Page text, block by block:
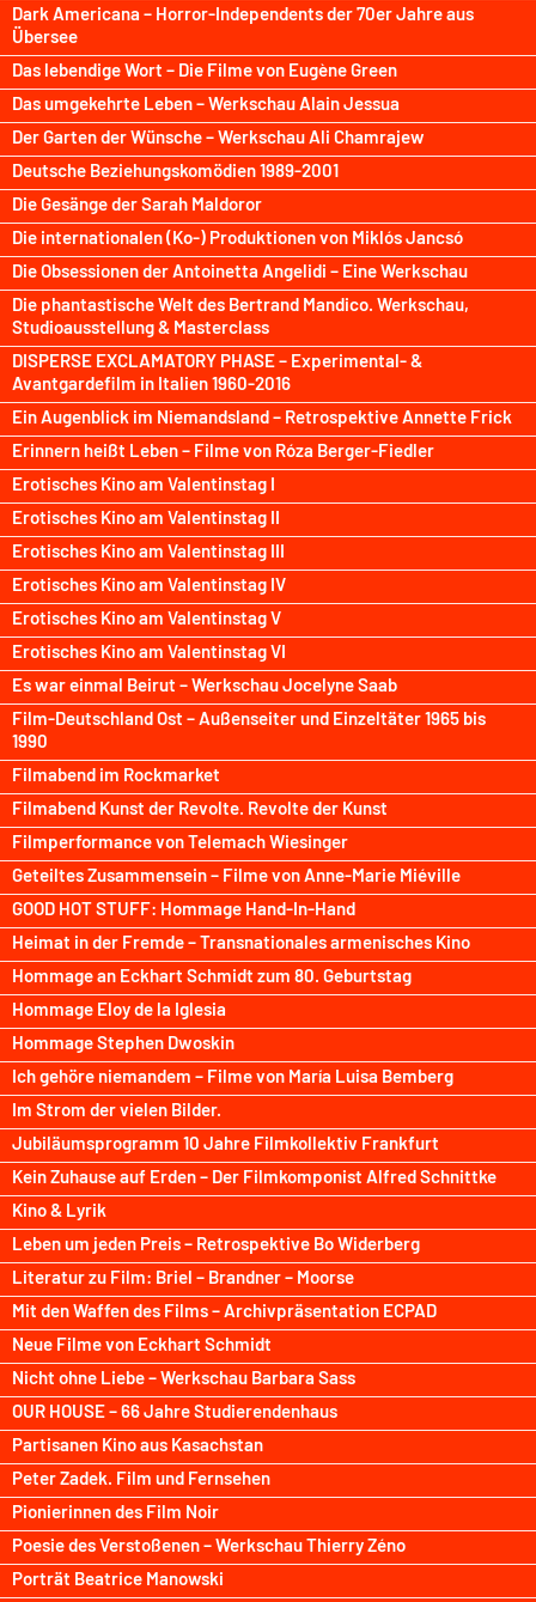
Dark Americana – Horror-Independents der 70er Jahre aus
Übersee
Das lebendige Wort – Die Filme von Eugène Green
Das umgekehrte Leben – Werkschau Alain Jessua
Der Garten der Wünsche – Werkschau Ali Chamrajew
Deutsche Beziehungskomödien 1989-2001
Die Gesänge der Sarah Maldoror
Die internationalen (Ko-) Produktionen von Miklós Jancsó
Die Obsessionen der Antoinetta Angelidi – Eine Werkschau
Die phantastische Welt des Bertrand Mandico. Werkschau,
Studioausstellung & Masterclass
DISPERSE EXCLAMATORY PHASE – Experimental- &
Avantgardefilm in Italien 1960-2016
Ein Augenblick im Niemandsland – Retrospektive Annette Frick
Erinnern heißt Leben – Filme von Róza Berger-Fiedler
Erotisches Kino am Valentinstag I
Erotisches Kino am Valentinstag II
Erotisches Kino am Valentinstag III
Erotisches Kino am Valentinstag IV
Erotisches Kino am Valentinstag V
Erotisches Kino am Valentinstag VI
Es war einmal Beirut – Werkschau Jocelyne Saab
Film-Deutschland Ost – Außenseiter und Einzeltäter 1965 bis
1990
Filmabend im Rockmarket
Filmabend Kunst der Revolte. Revolte der Kunst
Filmperformance von Telemach Wiesinger
Geteiltes Zusammensein – Filme von Anne-Marie Miéville
GOOD HOT STUFF: Hommage Hand-In-Hand
Heimat in der Fremde – Transnationales armenisches Kino
Hommage an Eckhart Schmidt zum 80. Geburtstag
Hommage Eloy de la Iglesia
Hommage Stephen Dwoskin
Ich gehöre niemandem – Filme von María Luisa Bemberg
Im Strom der vielen Bilder.
Jubiläumsprogramm 10 Jahre Filmkollektiv Frankfurt
Kein Zuhause auf Erden – Der Filmkomponist Alfred Schnittke
Kino & Lyrik
Leben um jeden Preis – Retrospektive Bo Widerberg
Literatur zu Film: Briel – Brandner – Moorse
Mit den Waffen des Films – Archivpräsentation ECPAD
Neue Filme von Eckhart Schmidt
Nicht ohne Liebe – Werkschau Barbara Sass
OUR HOUSE – 66 Jahre Studierendenhaus
Partisanen Kino aus Kasachstan
Peter Zadek. Film und Fernsehen
Pionierinnen des Film Noir
Poesie des Verstoßenen – Werkschau Thierry Zéno
Porträt Beatrice Manowski